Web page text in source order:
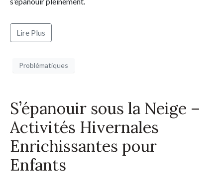
Lire Plus
Problématiques
S’épanouir sous la Neige –
Activités Hivernales
Enrichissantes pour
Enfants